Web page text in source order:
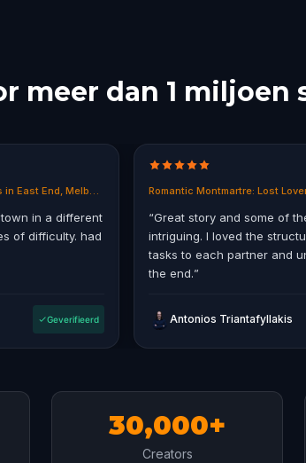
meer dan 1 miljoen
Murder Mystery: Death in the Shadows in East End, Melbourne
in a different
of difficulty. had
Geverifieerd
Romantic Montmartre: Lost
“Great story and some of
intriguing. I loved the
tasks to each partner and
the end.”
Antonios Triantafyllakis
30,000+
Creators